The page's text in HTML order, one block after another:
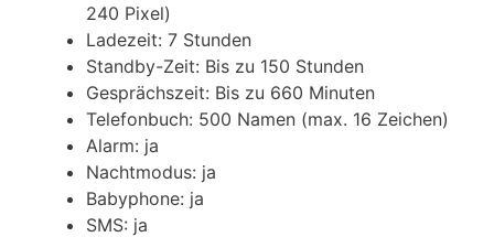
240 Pixel)
Ladezeit: 7 Stunden
Standby-Zeit: Bis zu 150 Stunden
Gesprächszeit: Bis zu 660 Minuten
Telefonbuch: 500 Namen (max. 16 Zeichen)
Alarm: ja
Nachtmodus: ja
Babyphone: ja
SMS: ja